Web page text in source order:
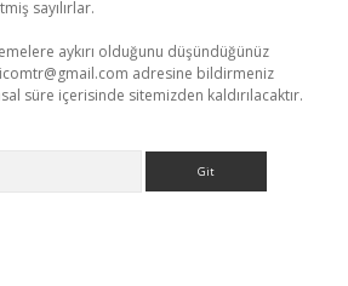
sayılırlar.
aykırı olduğunu düşündüğünüz
adresine bildirmeniz
süre içerisinde sitemizden kaldırılacaktır.